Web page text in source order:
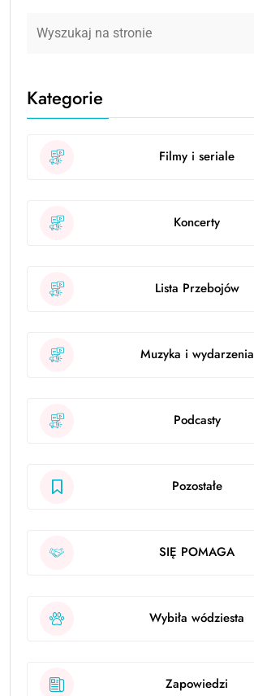
Kategorie
Filmy i seriale
Koncerty
Lista Przebojów
Muzyka i wydarzenia
Podcasty
Pozostałe
SIĘ POMAGA
Wybiła wódziesta
Zapowiedzi